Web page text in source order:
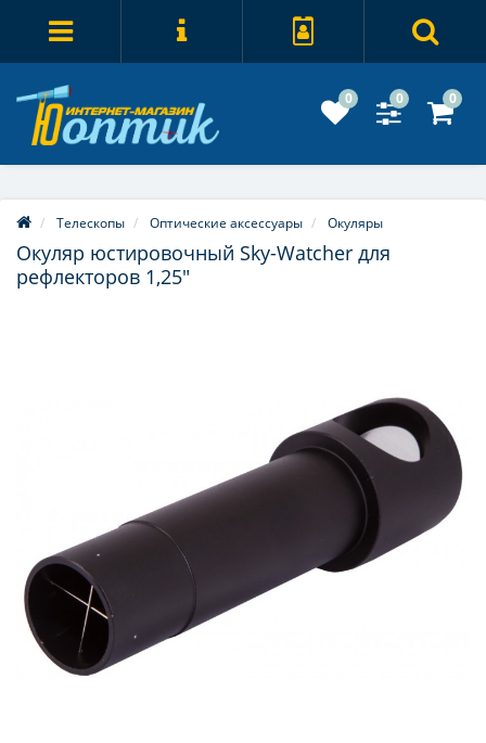
0 0 0
Телескопы Оптические аксессуары Окуляры
Окуляр юстировочный Sky-Watcher для
рефлекторов 1,25"